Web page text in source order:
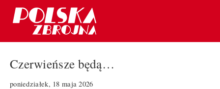
Czerwieńsze będą…
poniedziałek, 18 maja 2026